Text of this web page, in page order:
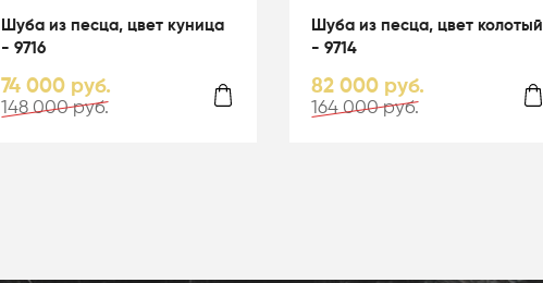
Шуба из песца, цвет куница
- 9716
74 000 руб.
148 000 руб.
Шуба из песца, цвет колотый
- 9714
82 000 руб.
164 000 руб.